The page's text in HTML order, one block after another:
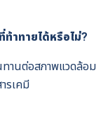
าทายได้หรือไม่?
านต่อสภาพแวดล้อม
รเคมี